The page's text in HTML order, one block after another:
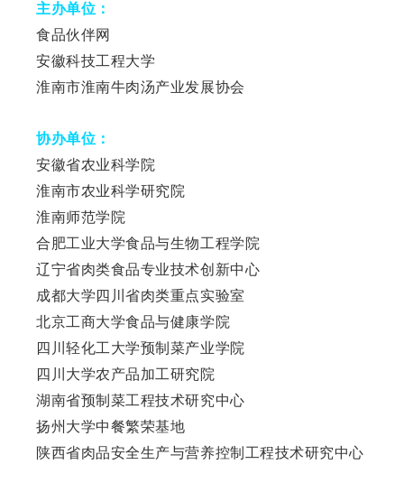
主办单位：
食品伙伴网
安徽科技工程大学
淮南市淮南牛肉汤产业发展协会
协办单位：
安徽省农业科学院
淮南市农业科学研究院
淮南师范学院
合肥工业大学食品与生物工程学院
辽宁省肉类食品专业技术创新中心
成都大学四川省肉类重点实验室
北京工商大学食品与健康学院
四川轻化工大学预制菜产业学院
四川大学农产品加工研究院
湖南省预制菜工程技术研究中心
扬州大学中餐繁荣基地
陕西省肉品安全生产与营养控制工程技术研究中心